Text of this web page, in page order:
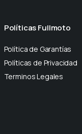
Políticas Fullmoto
Política de Garantías
Políticas de Privacidad
Terminos Legales